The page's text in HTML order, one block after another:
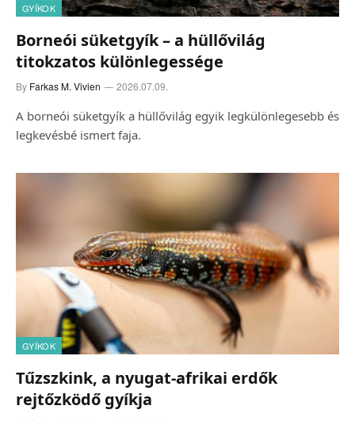
GYÍKOK
Borneói süketgyík – a hüllővilág
titokzatos különlegessége
By Farkas M. Vivien 2026.07.09.
A borneói süketgyík a hüllővilág egyik legkülönlegesebb és
legkevésbé ismert faja.
GYÍKOK
Tűzszkink, a nyugat-afrikai erdők
rejtőzködő gyíkja